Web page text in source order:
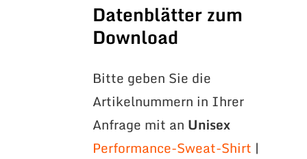
Datenblätter zum
Download
Bitte geben Sie die
Artikelnummern in Ihrer
Anfrage mit an Unisex
Performance-Sweat-Shirt |